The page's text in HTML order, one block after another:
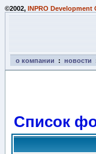
©2002, INPRO Development
о компании : новости
Список